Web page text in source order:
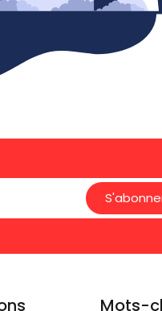
Mots-